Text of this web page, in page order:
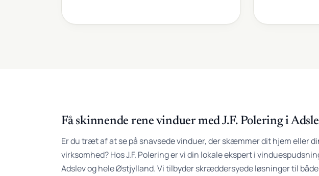
Få skinnende rene vinduer med J.F. Polering i
Er du træt af at se på snavsede vinduer, der skæmmer dit hjem eller
virksomhed? Hos J.F. Polering er vi din lokale ekspert i
Adslev og hele Østjylland. Vi tilbyder skræddersyede løsninger til både